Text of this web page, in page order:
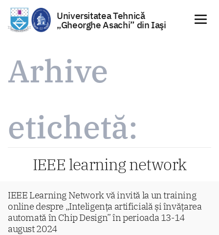
conținut
Universitatea Tehnică
„Gheorghe Asachi” din Iaşi
Arhive
etichetă:
IEEE learning network
IEEE Learning Network vă invită la un training
online despre „Inteligența artificială și învățarea
automată în Chip Design” în perioada 13-14
august 2024